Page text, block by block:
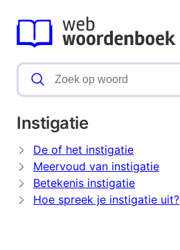
Instigatie
De of het instigatie
Meervoud van instigatie
Betekenis instigatie
Hoe spreek je instigatie uit?